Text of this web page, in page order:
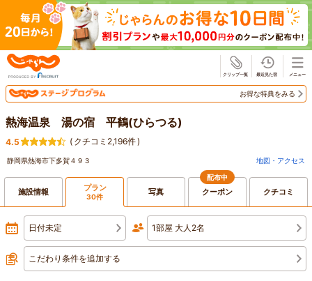
お得な特典をみる
熱海温泉 湯の宿 平鶴(ひらつる)
4.5 ( クチコミ2,196件)
静岡県熱海市下多賀４９３ 地図・アクセス
施設情報 プラン
30件 写真
配布中
クーポン クチコミ
日付未定 1部屋 大人2名
こだわり条件を追加する